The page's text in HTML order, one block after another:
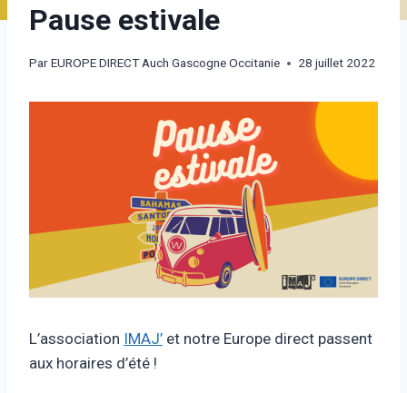
Pause estivale
ParEUROPE DIRECT Auch Gascogne Occitanie 28 juillet 2022
L’association IMAJ’ et notre Europe direct passent
aux horaires d’été !